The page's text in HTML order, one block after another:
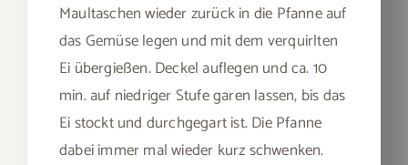
Maultaschen wieder zurück in die Pfanne auf
das Gemüse legen und mit dem verquirlten
Ei übergießen. Deckel auflegen und ca. 10
min. auf niedriger Stufe garen lassen, bis das
Ei stockt und durchgegart ist. Die Pfanne
dabei immer mal wieder kurz schwenken.